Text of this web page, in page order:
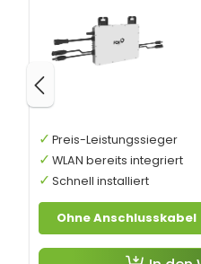
Ohne Anschlusskabel
Preis-Leistungssieger
WLAN bereits integriert
Schnell installiert